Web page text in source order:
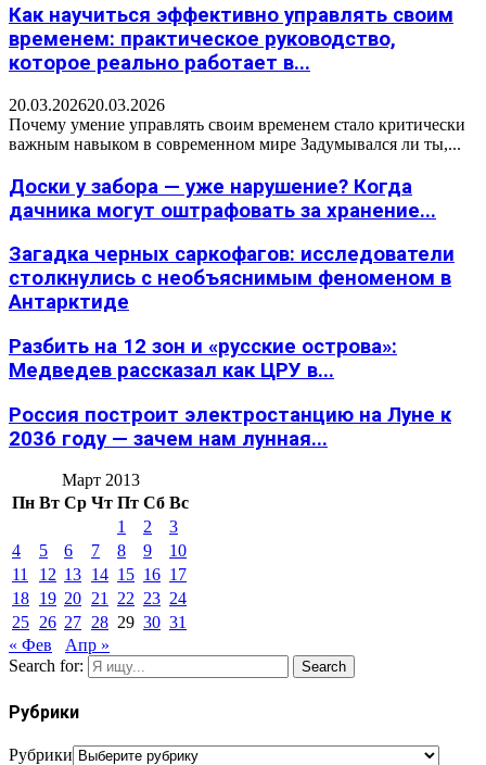
Как научиться эффективно управлять своим
временем: практическое руководство,
которое реально работает в...
20.03.202620.03.2026
Почему умение управлять своим временем стало критически
важным навыком в современном мире Задумывался ли ты,...
Доски у забора — уже нарушение? Когда
дачника могут оштрафовать за хранение...
Загадка черных саркофагов: исследователи
столкнулись с необъяснимым феноменом в
Антарктиде
Разбить на 12 зон и «русские острова»:
Медведев рассказал как ЦРУ в...
Россия построит электростанцию на Луне к
2036 году — зачем нам лунная...
Март 2013
Пн Вт Ср Чт Пт Сб Вс
1
2
3
4
5 6 7 8 9
10
11
12 13 14 15 16 17
18 19 20 21 22 23 24
25 26 27 28 29 30 31
« Фев
Апр »
Search for:
Search
Рубрики
Рубрики